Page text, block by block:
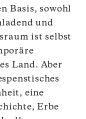
Basis, sowohl
und
ist selbst
Land. Aber
eine
Erbe